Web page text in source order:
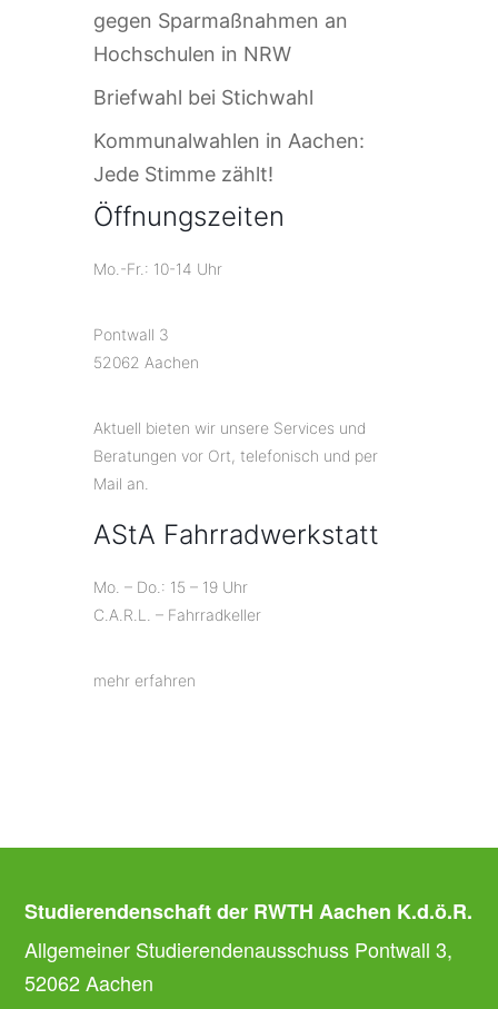
gegen Sparmaßnahmen an
Hochschulen in NRW
Briefwahl bei Stichwahl
Kommunalwahlen in Aachen:
Jede Stimme zählt!
Öffnungszeiten
Mo.-Fr.: 10-14 Uhr
Pontwall 3
52062 Aachen
Aktuell bieten wir unsere Services und
Beratungen vor Ort, telefonisch und per
Mail an.
AStA Fahrradwerkstatt
Mo. – Do.: 15 – 19 Uhr
C.A.R.L. – Fahrradkeller
mehr erfahren
Studierendenschaft der RWTH Aachen K.d.ö.R.
Allgemeiner Studierendenausschuss Pontwall 3,
52062 Aachen